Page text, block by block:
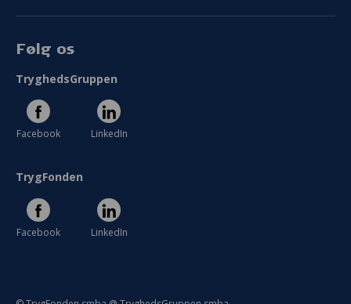
Følg os
TryghedsGruppen
Facebook LinkedIn
TrygFonden
Facebook LinkedIn